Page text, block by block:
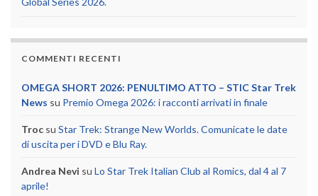
COMMENTI RECENTI
OMEGA SHORT 2026: PENULTIMO ATTO – STIC Star Trek
News su Premio Omega 2026: i racconti arrivati in finale
Troc su Star Trek: Strange New Worlds. Comunicate le date
di uscita per i DVD e Blu Ray.
Andrea Nevi su Lo Star Trek Italian Club al Romics, dal 4 al 7
aprile!